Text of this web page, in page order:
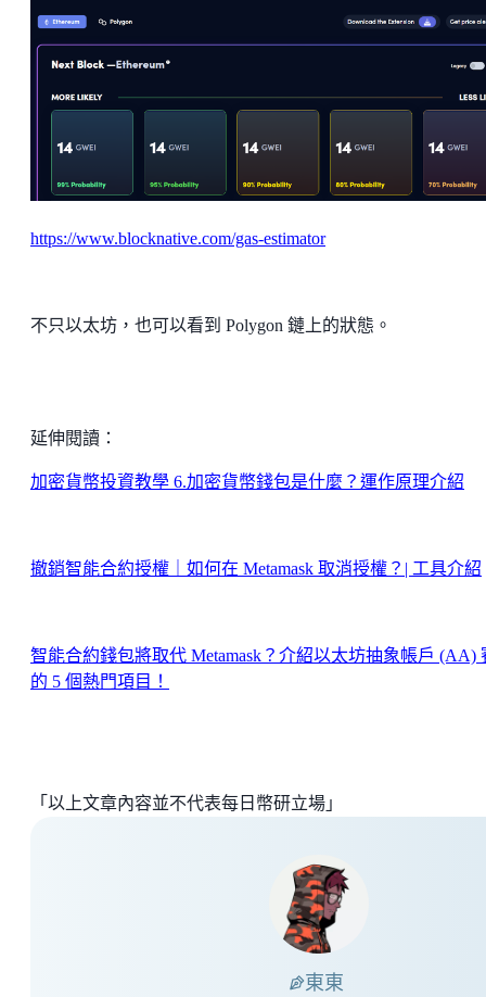
https://www.blocknative.com/gas-estimator
不只以太坊，也可以看到 Polygon 鏈上的狀態。
延伸閱讀：
加密貨幣投資教學 6.加密貨幣錢包是什麼？運作原理介紹
撤銷智能合約授權｜如何在 Metamask 取消授權？| 工具介紹
智能合約錢包將取代 Metamask？介紹以太坊抽象帳戶 (AA)
的 5 個熱門項目！
「以上文章內容並不代表每日幣研立場」
東東